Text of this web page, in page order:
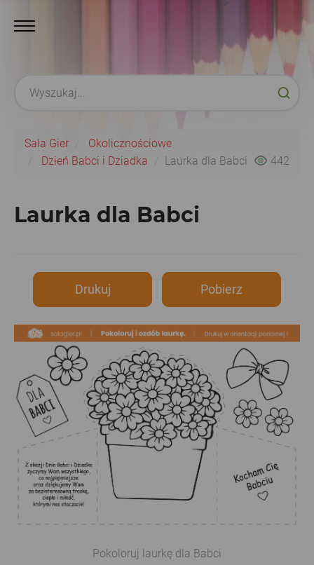
Sala Gier
Okolicznościowe
Dzień Babci i Dziadka
Laurka dla Babci 442
Laurka dla Babci
Drukuj Pobierz
Pokoloruj laurkę dla Babci